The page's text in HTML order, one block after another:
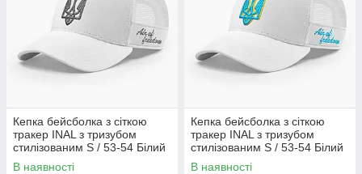
Кепка бейсболка з сіткою
тракер INAL з тризубом
стилізованим S / 53-54 Білий
283353
В наявності
Кепка бейсболка з сіткою
тракер INAL з тризубом
стилізованим S / 53-54 Білий
283653
В наявності